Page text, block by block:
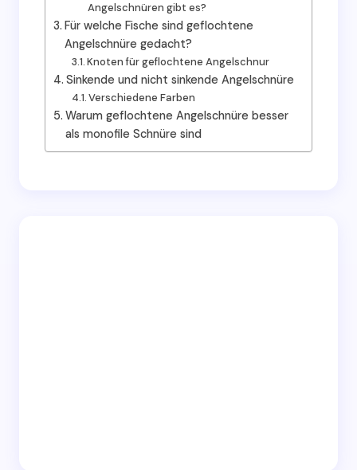
Angelschnüren gibt es?
Für welche Fische sind geflochtene
Angelschnüre gedacht?
Knoten für geflochtene Angelschnur
Sinkende und nicht sinkende Angelschnüre
Verschiedene Farben
Warum geflochtene Angelschnüre besser
als monofile Schnüre sind